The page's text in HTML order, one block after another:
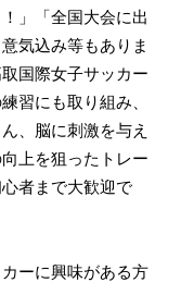
」「全国大会に出
気込み等もありま
国際女子サッカー
習にも取り組み、
、脳に刺激を与え
上を狙ったトレー
者まで大歓迎で
ーに興味がある方